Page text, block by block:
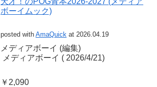
ボーイムック)
posted with AmaQuick at 2026.04.19
メディアボーイ (編集)
‎ メディアボーイ (‎ 2026/4/21)
￥2,090